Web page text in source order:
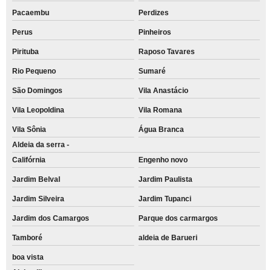
Pacaembu Perdizes
Perus Pinheiros
Pirituba Raposo Tavares
Rio Pequeno Sumaré
São Domingos Vila Anastácio
Vila Leopoldina Vila Romana
Vila Sônia
Água Branca
Aldeia da serra -
Califórnia
Engenho novo
Jardim Belval Jardim Paulista
Jardim Silveira Jardim Tupanci
Jardim dos Camargos Parque dos carmargos
Tamboré aldeia de Barueri
boa vista